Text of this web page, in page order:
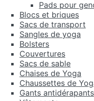
Pads pour
Blocs et briques
Sacs de transport
Sangles de yoga
Bolsters
Couvertures
Sacs de sable
Chaises de Yoga
Chaussettes de
Gants antidérapants